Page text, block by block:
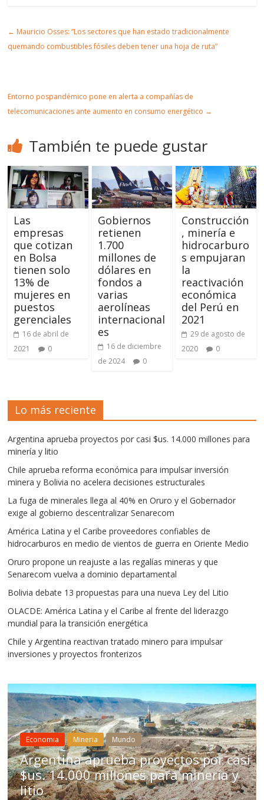
ulo
← Mauricio Osses: “Los sectores que han estado tradicionalmente
quemando combustibles fósiles deben tener una hoja de ruta”
Entorno pospandémico pone en alerta a compañías de
telecomunicaciones ante aumento en consumo energético →
También te puede gustar
Las
empresas
que cotizan
en Bolsa
tienen solo
13% de
mujeres en
puestos
gerenciales
16 de abril de
2021
0
Gobiernos
retienen
1.700
millones de
dólares en
fondos a
varias
aerolíneas
internacional
es
16 de diciembre
de 2024
0
Construcción
, minería e
hidrocarburo
s empujaran
la
reactivación
económica
del Perú en
2021
29 de agosto de
2020
0
Lo más reciente
Argentina aprueba proyectos por casi $us. 14.000 millones para
minería y litio
Chile aprueba reforma económica para impulsar inversión
minera y Bolivia no acelera decisiones estructurales
La fuga de minerales llega al 40% en Oruro y el Gobernador
exige al gobierno descentralizar Senarecom
América Latina y el Caribe proveedores confiables de
hidrocarburos en medio de vientos de guerra en Oriente Medio
Oruro propone un reajuste a las regalías mineras y que
Senarecom vuelva a dominio departamental
Bolivia debate 13 propuestas para una nueva Ley del Litio
OLACDE: América Latina y el Caribe al frente del liderazgo
mundial para la transición energética
Chile y Argentina reactivan tratado minero para impulsar
inversiones y proyectos fronterizos
Mundo
proyectos por casi
millones para minería y
Mineria Mundo
Chile
para
Bolivia no